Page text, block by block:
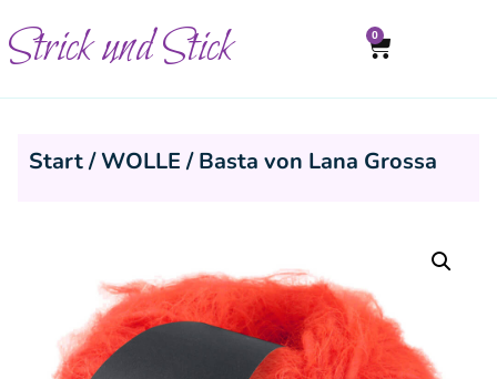
Strick und Stick 0
Start/WOLLE/ Basta von Lana Grossa